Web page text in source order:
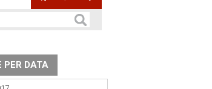
PER DATA